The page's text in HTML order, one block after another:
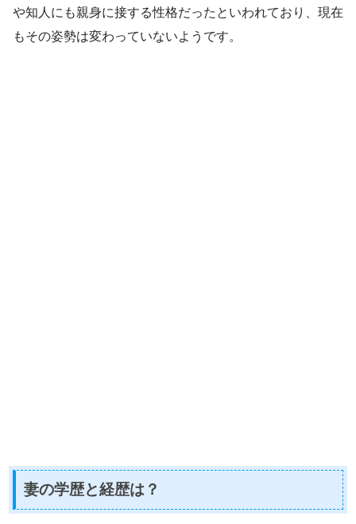
や知人にも親身に接する性格だったといわれており、現在
もその姿勢は変わっていないようです。
妻の学歴と経歴は？